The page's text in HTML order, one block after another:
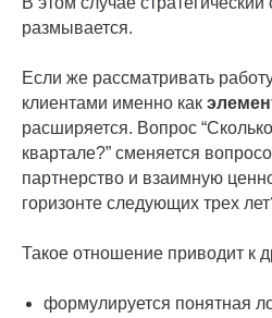
размывается.
Если же рассматривать
клиентами именно как
расширяется. Вопрос
квартале?” сменяется
партнерство и взаимную
горизонте следующих трех
Такое отношение приводит к
формулируется понятная